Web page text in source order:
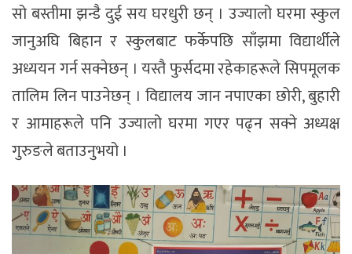
सो बस्तीमा झन्डै दुई सय घरधुरी छन् । उज्यालो घरमा स्कुल
जानुअघि बिहान र स्कुलबाट फर्केपछि साँझमा विद्यार्थीले
अध्ययन गर्न सक्नेछन् । यस्तै फुर्सदमा रहेकाहरूले सिपमूलक
तालिम लिन पाउनेछन् । विद्यालय जान नपाएका छोरी, बुहारी
र आमाहरूले पनि उज्यालो घरमा गएर पढ्न सक्ने अध्यक्ष
गुरुङले बताउनुभयो ।